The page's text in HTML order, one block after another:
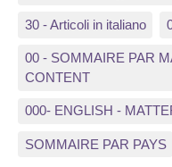
30 - Articoli in italiano
00 - SOMMAIRE PAR
CONTENT
000- ENGLISH -
SOMMAIRE PAR PAYS